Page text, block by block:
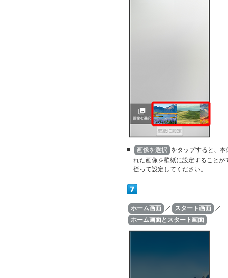
画像を選択
をタップすると、
れた画像を壁紙に設定することが
従って設定してください。
ホーム画面 ／ スタート画面
／
ホーム画面とスタート画面